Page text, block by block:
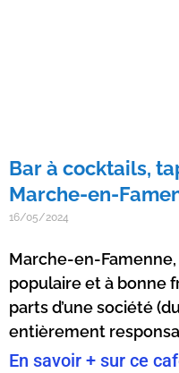
Bar à cocktails,
Marche-en-
16/05/2024
Marche-en-
populaire et à bonne
parts d’une société
entièrement
En savoir + sur ce